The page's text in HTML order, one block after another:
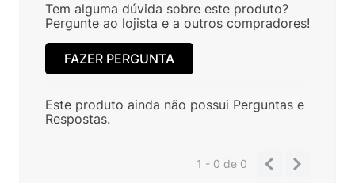
Tem alguma dúvida sobre este produto?
Pergunte ao lojista e a outros compradores!
FAZER PERGUNTA
Este produto ainda não possui Perguntas e
Respostas.
1 - 0de 0